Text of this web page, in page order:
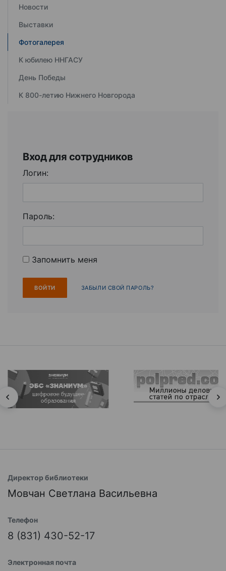
Новости
Выставки
Фотогалерея
К юбилею ННГАСУ
День Победы
К 800-летию Нижнего Новгорода
Вход для сотрудников
Логин:
Пароль:
Запомнить меня
ЗАБЫЛИ СВОЙ ПАРОЛЬ?
Директор библиотеки
Мовчан Светлана Васильевна
Телефон
8 (831) 430-52-17
Электронная почта